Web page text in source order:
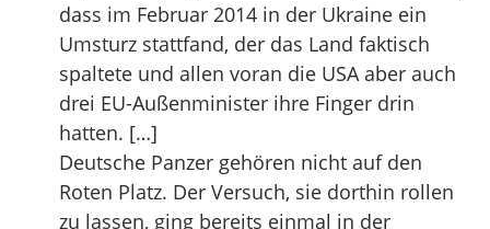
dass im Februar 2014 in der Ukraine ein
Umsturz stattfand, der das Land faktisch
spaltete und allen voran die USA aber auch
drei EU-Außenminister ihre Finger drin
hatten. […]
Deutsche Panzer gehören nicht auf den
Roten Platz. Der Versuch, sie dorthin rollen
zu lassen, ging bereits einmal in der